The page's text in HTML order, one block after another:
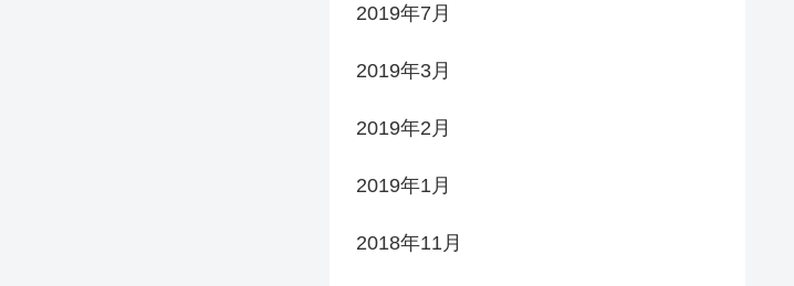
2019年7月
2019年3月
2019年2月
2019年1月
2018年11月